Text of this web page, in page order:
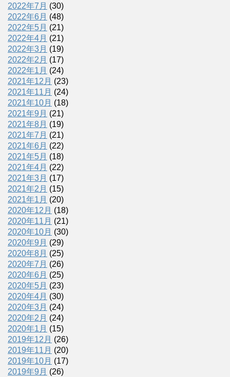
2022年7月 (30)
2022年6月 (48)
2022年5月 (21)
2022年4月 (21)
2022年3月 (19)
2022年2月 (17)
2022年1月 (24)
2021年12月 (23)
2021年11月 (24)
2021年10月 (18)
2021年9月 (21)
2021年8月 (19)
2021年7月 (21)
2021年6月 (22)
2021年5月 (18)
2021年4月 (22)
2021年3月 (17)
2021年2月 (15)
2021年1月 (20)
2020年12月 (18)
2020年11月 (21)
2020年10月 (30)
2020年9月 (29)
2020年8月 (25)
2020年7月 (26)
2020年6月 (25)
2020年5月 (23)
2020年4月 (30)
2020年3月 (24)
2020年2月 (24)
2020年1月 (15)
2019年12月 (26)
2019年11月 (20)
2019年10月 (17)
2019年9月 (26)